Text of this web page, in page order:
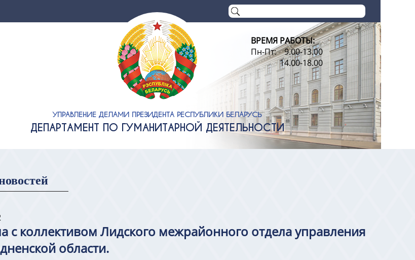
УПРАВЛЕНИЕ ДЕЛАМИ ПРЕЗИДЕНТА РЕСПУБЛИКИ БЕЛАРУСЬ
ДЕПАРТАМЕНТ ПО ГУМАНИТАРНОЙ ДЕЯТЕЛЬНОСТИ
ВРЕМЯ РАБОТЫ:
Пн-Пт: 9.00-13.00
14.00-18.00
с коллективом Лидского межрайонного отдела управления
области.